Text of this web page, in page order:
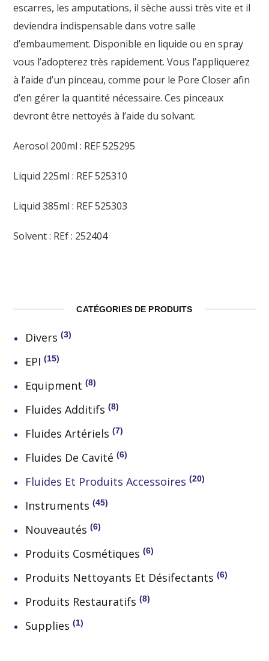
escarres, les amputations, il sèche aussi très vite et il
deviendra indispensable dans votre salle
d’embaumement. Disponible en liquide ou en spray
vous l’adopterez très rapidement. Vous l’appliquerez
à l’aide d’un pinceau, comme pour le Pore Closer afin
d’en gérer la quantité nécessaire. Ces pinceaux
devront être nettoyés à l’aide du solvant.
Aerosol 200ml : REF 525295
Liquid 225ml : REF 525310
Liquid 385ml : REF 525303
Solvent : REf : 252404
CATÉGORIES DE PRODUITS
Divers 3
EPI 15
Equipment 8
Fluides Additifs 8
Fluides Artériels 7
Fluides De Cavité 6
Fluides Et Produits Accessoires 20
Instruments 45
Nouveautés 6
Produits Cosmétiques 6
Produits Nettoyants Et Désifectants 6
Produits Restauratifs 8
Supplies 1